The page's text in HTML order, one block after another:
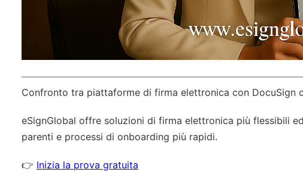
Confronto tra piattaforme di firma elettronica con DocuSign
eSignGlobal offre soluzioni di firma elettronica più flessibili
parenti e processi di onboarding più rapidi.
👉 Inizia la prova gratuita